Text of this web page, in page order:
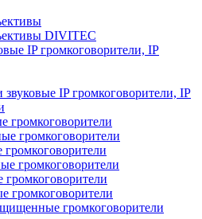
DIVITEC
IP громкоговорители, IP
звуковые IP громкоговорители, IP
громкоговорители
громкоговорители
громкоговорители
громкоговорители
громкоговорители